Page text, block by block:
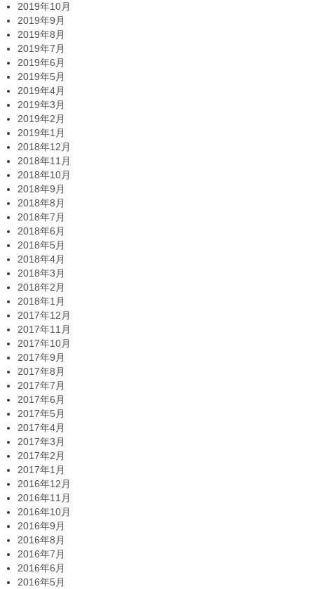
2019年10月
2019年9月
2019年8月
2019年7月
2019年6月
2019年5月
2019年4月
2019年3月
2019年2月
2019年1月
2018年12月
2018年11月
2018年10月
2018年9月
2018年8月
2018年7月
2018年6月
2018年5月
2018年4月
2018年3月
2018年2月
2018年1月
2017年12月
2017年11月
2017年10月
2017年9月
2017年8月
2017年7月
2017年6月
2017年5月
2017年4月
2017年3月
2017年2月
2017年1月
2016年12月
2016年11月
2016年10月
2016年9月
2016年8月
2016年7月
2016年6月
2016年5月